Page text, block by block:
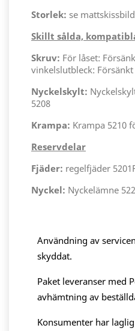
Storlek: se
Skillt sålda,
Skruv: För låset:
vinkelslutbleck:
Nyckelskylt:
5208
Krampa: Krampa 5210
Reservdelar
Fjäder: regelfjäder
Nyckel: Nyckelämne
Användning av
skyddat.
Paket leveranser med
avhämtning av
Konsumenter har